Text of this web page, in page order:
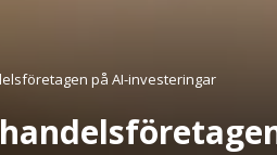
på AI-investeringar